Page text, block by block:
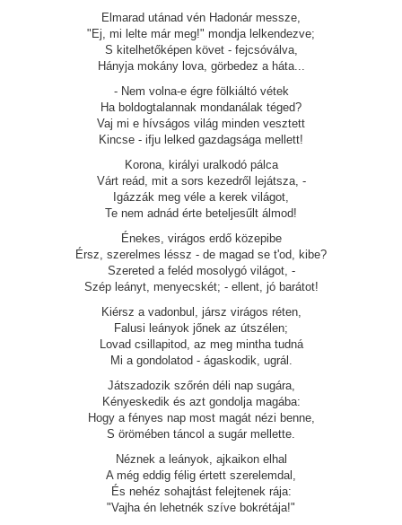
Elmarad utánad vén Hadonár messze,
"Ej, mi lelte már meg!" mondja lelkendezve;
S kitelhetőképen követ - fejcsóválva,
Hányja mokány lova, görbedez a háta...
- Nem volna-e égre fölkiáltó vétek
Ha boldogtalannak mondanálak téged?
Vaj mi e hívságos világ minden vesztett
Kincse - ifju lelked gazdagsága mellett!
Korona, királyi uralkodó pálca
Várt reád, mit a sors kezedről lejátsza, -
Igázzák meg véle a kerek világot,
Te nem adnád érte beteljesűlt álmod!
Énekes, virágos erdő közepibe
Érsz, szerelmes léssz - de magad se t'od, kibe?
Szereted a feléd mosolygó világot, -
Szép leányt, menyecskét; - ellent, jó barátot!
Kiérsz a vadonbul, jársz virágos réten,
Falusi leányok jőnek az útszélen;
Lovad csillapitod, az meg mintha tudná
Mi a gondolatod - ágaskodik, ugrál.
Játszadozik szőrén déli nap sugára,
Kényeskedik és azt gondolja magába:
Hogy a fényes nap most magát nézi benne,
S örömében táncol a sugár mellette.
Néznek a leányok, ajkaikon elhal
A még eddig félig értett szerelemdal,
És nehéz sohajtást felejtenek rája:
"Vajha én lehetnék szíve bokrétája!"